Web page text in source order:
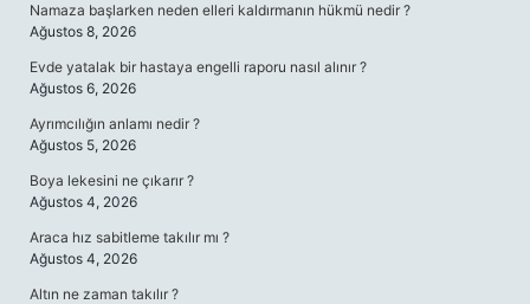
Namaza başlarken neden elleri kaldırmanın hükmü nedir ?
Ağustos 8, 2026
Evde yatalak bir hastaya engelli raporu nasıl alınır ?
Ağustos 6, 2026
Ayrımcılığın anlamı nedir ?
Ağustos 5, 2026
Boya lekesini ne çıkarır ?
Ağustos 4, 2026
Araca hız sabitleme takılır mı ?
Ağustos 4, 2026
Altın ne zaman takılır ?